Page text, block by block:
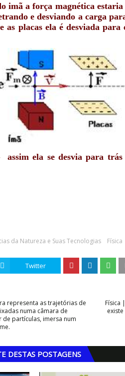
imã a força magnética
e desviando a carga
as placas ela é desviada
ela se desvia para
da Natureza e Suas Tecnologias Física
Twitter
Física
representa as trajetórias de
numa câmara de
partículas, imersa num
DESTAS POSTAGENS